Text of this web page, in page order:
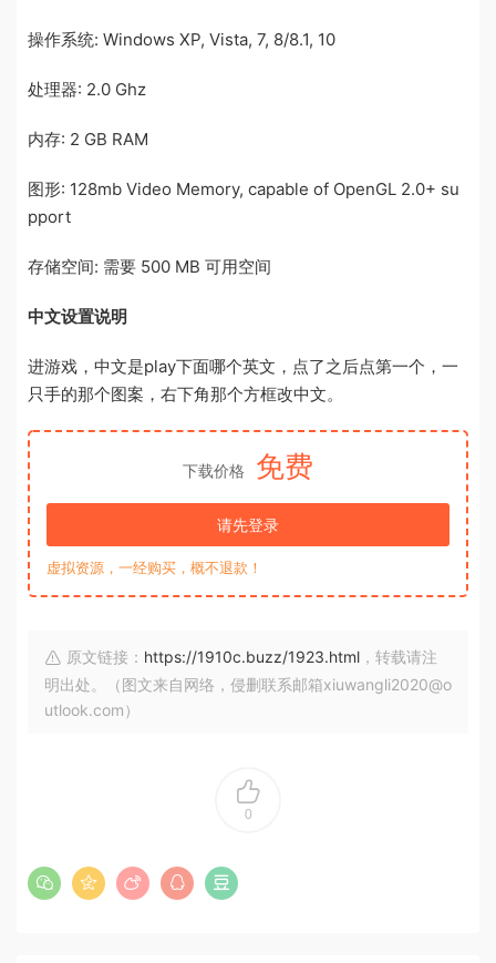
操作系统: Windows XP, Vista, 7, 8/8.1, 10
处理器: 2.0 Ghz
内存: 2 GB RAM
图形: 128mb Video Memory, capable of OpenGL 2.0+ su
pport
存储空间: 需要 500 MB 可用空间
中文设置说明
进游戏，中文是play下面哪个英文，点了之后点第一个，一
只手的那个图案，右下角那个方框改中文。
下载价格 免费
请先登录
虚拟资源，一经购买，概不退款！
原文链接： https://1910c.buzz/1923.html ，转载请注
明出处。（图文来自网络，侵删联系邮箱xiuwangli2020@o
utlook.com）
0